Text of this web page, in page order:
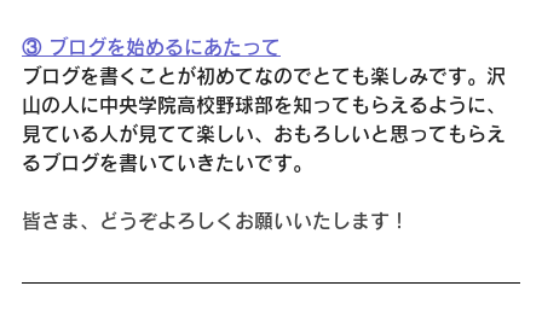
③ ブログを始めるにあたって
ブログを書くことが初めてなのでとても楽しみです。沢
山の人に中央学院高校野球部を知ってもらえるように、
見ている人が見てて楽しい、おもろしいと思ってもらえ
るブログを書いていきたいです。
皆さま、どうぞよろしくお願いいたします！